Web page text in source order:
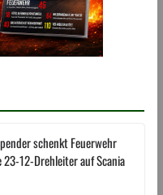
schenkt Feuerwehr
23-12-Drehleiter auf Scania